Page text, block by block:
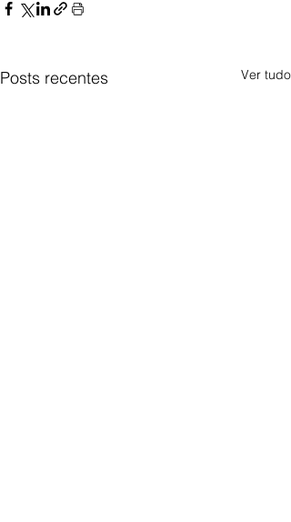
Posts recentes Ver tudo